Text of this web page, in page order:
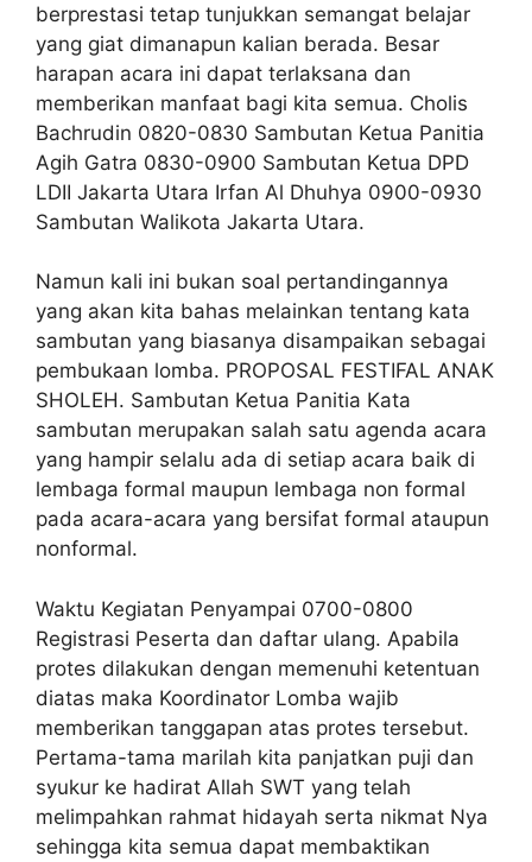
berprestasi tetap tunjukkan semangat belajar
yang giat dimanapun kalian berada. Besar
harapan acara ini dapat terlaksana dan
memberikan manfaat bagi kita semua. Cholis
Bachrudin 0820-0830 Sambutan Ketua Panitia
Agih Gatra 0830-0900 Sambutan Ketua DPD
LDII Jakarta Utara Irfan Al Dhuhya 0900-0930
Sambutan Walikota Jakarta Utara.
Namun kali ini bukan soal pertandingannya
yang akan kita bahas melainkan tentang kata
sambutan yang biasanya disampaikan sebagai
pembukaan lomba. PROPOSAL FESTIFAL ANAK
SHOLEH. Sambutan Ketua Panitia Kata
sambutan merupakan salah satu agenda acara
yang hampir selalu ada di setiap acara baik di
lembaga formal maupun lembaga non formal
pada acara-acara yang bersifat formal ataupun
nonformal.
Waktu Kegiatan Penyampai 0700-0800
Registrasi Peserta dan daftar ulang. Apabila
protes dilakukan dengan memenuhi ketentuan
diatas maka Koordinator Lomba wajib
memberikan tanggapan atas protes tersebut.
Pertama-tama marilah kita panjatkan puji dan
syukur ke hadirat Allah SWT yang telah
melimpahkan rahmat hidayah serta nikmat Nya
sehingga kita semua dapat membaktikan